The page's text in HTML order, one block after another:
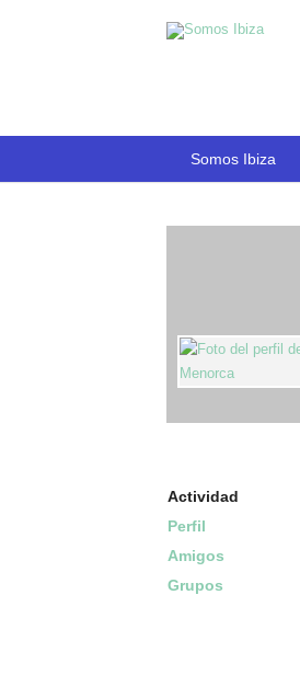
Somos Ibiza
Actividad
Perfil
Amigos
Grupos